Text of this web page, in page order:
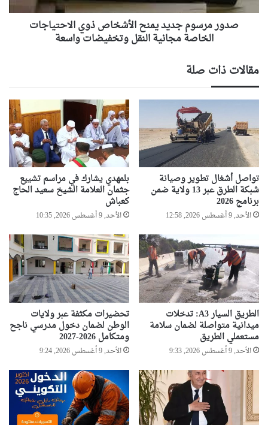
مجانية
صدور مرسوم جديد يمنح الأشخاص ذوي الاحتياجات
الخاصة مجانية النقل وتخفيضات واسعة
مقالات ذات صلة
تواصل أشغال تطوير وصيانة
شبكة الطرق عبر 13 ولاية ضمن
برنامج 2026
الأحد, 9 أغسطس 2026, 12:58
بلمهدي يشارك في مراسم تشييع
جثمان العلامة الشيخ سعيد الحاج
كعباش
الأحد, 9 أغسطس 2026, 10:35
الطريق السيار A3: تدخلات
ميدانية متواصلة لضمان سلامة
مستعملي الطريق
الأحد, 9 أغسطس 2026, 9:33
تحضيرات مكثفة عبر ولايات
الوطن لضمان دخول مدرسي ناجح
ومتكامل 2026-2027
الأحد, 9 أغسطس 2026, 9:24